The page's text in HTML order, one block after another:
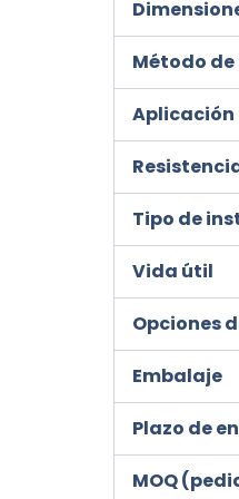
Método
Aplicación
Tipo de
Vida útil
Opciones
Embalaje
Plazo de
MOQ